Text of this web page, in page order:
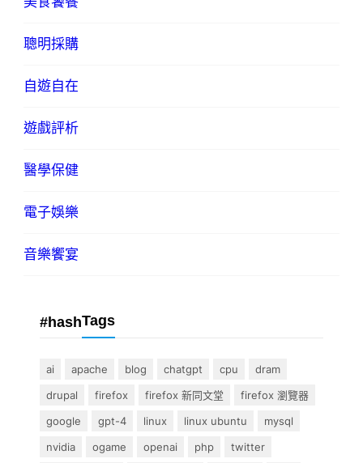
聰明採購
自遊自在
遊戲評析
醫學保健
電子娛樂
音樂饗宴
#hashTags
ai apache blog chatgpt cpu
dram
drupal
firefox firefox 新同文堂
firefox 瀏覽器
google
gpt-4 linux linux ubuntu
mysql
nvidia
ogame openai php
twitter